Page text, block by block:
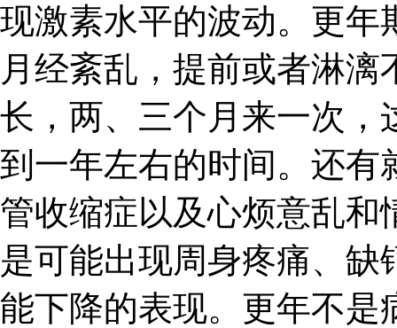
现激素水平的波动。更年
月经紊乱，提前或者淋
长，两、三个月来一次，
到一年左右的时间。还有
管收缩症以及心烦意乱和
是可能出现周身疼痛、
能下降的表现。更年不是